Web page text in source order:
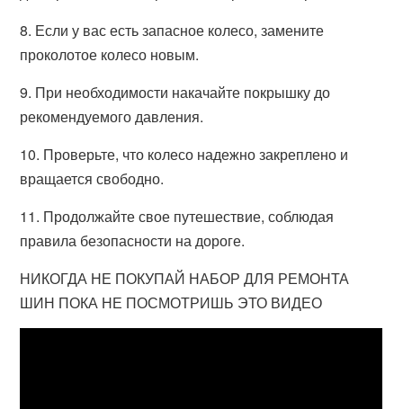
8. Если у вас есть запасное колесо, замените
проколотое колесо новым.
9. При необходимости накачайте покрышку до
рекомендуемого давления.
10. Проверьте, что колесо надежно закреплено и
вращается свободно.
11. Продолжайте свое путешествие, соблюдая
правила безопасности на дороге.
НИКОГДА НЕ ПОКУПАЙ НАБОР ДЛЯ РЕМОНТА
ШИН ПОКА НЕ ПОСМОТРИШЬ ЭТО ВИДЕО